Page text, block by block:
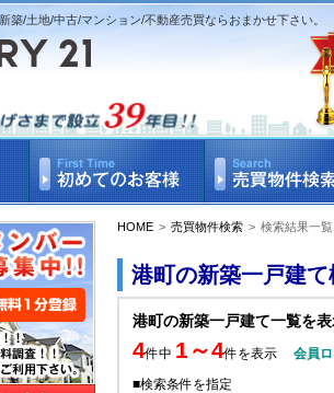
築/土地/中古/マンション/不動産売買ならおまかせ下さい。
HOME > 売買物件検索 > 検索結果一覧
港町の新築一戸建
港町の新築一戸建て一覧を
4件中 1～4件を表示
会員
■検索条件を指定